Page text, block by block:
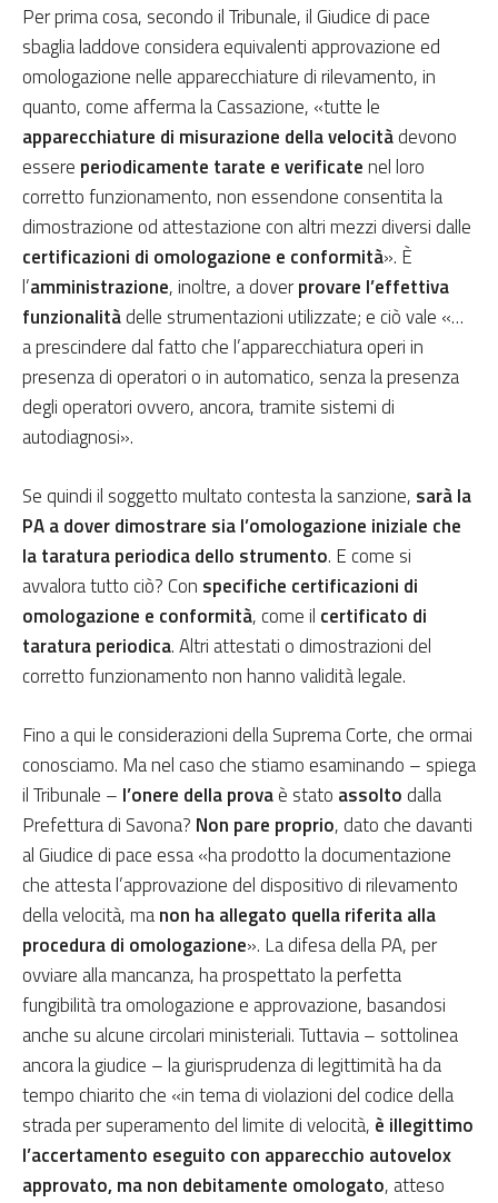
Per prima cosa, secondo il Tribunale, il Giudice di pace
sbaglia laddove considera equivalenti approvazione ed
omologazione nelle apparecchiature di rilevamento, in
quanto, come afferma la Cassazione, «tutte le
apparecchiature di misurazione della velocitàdevono
essere periodicamente tarate e verificatenel loro
corretto funzionamento, non essendone consentita la
dimostrazione od attestazione con altri mezzi diversi dalle
certificazioni di omologazione e conformità». È
l’amministrazione, inoltre, a doverprovare l’effettiva
funzionalitàdelle strumentazioni utilizzate; e ciò vale «…
a prescindere dal fatto che l’apparecchiatura operi in
presenza di operatori o in automatico, senza la presenza
degli operatori ovvero, ancora, tramite sistemi di
autodiagnosi».
Se quindi il soggetto multato contesta la sanzione, sarà la
PA a dover dimostrare sia l’omologazione iniziale che
la taratura periodica dello strumento. E come si
avvalora tutto ciò? Con specifiche certificazioni di
omologazione e conformità, come il certificato di
taratura periodica. Altri attestati o dimostrazioni del
corretto funzionamento non hanno validità legale.
Fino a qui le considerazioni della Suprema Corte, che ormai
conosciamo. Ma nel caso che stiamo esaminando – spiega
il Tribunale – l’onere della provaè stato assolto dalla
Prefettura di Savona? Non pare proprio, dato che davanti
al Giudice di pace essa «ha prodotto la documentazione
che attesta l’approvazione del dispositivo di rilevamento
della velocità, manon ha allegato quella riferita alla
procedura di omologazione». La difesa della PA, per
ovviare alla mancanza, ha prospettato la perfetta
fungibilità tra omologazione e approvazione, basandosi
anche su alcune circolari ministeriali. Tuttavia – sottolinea
ancora la giudice – la giurisprudenza di legittimità ha da
tempo chiarito che «in tema di violazioni del codice della
strada per superamento del limite di velocità, è illegittimo
l’accertamento eseguito con apparecchio autovelox
approvato, ma non debitamente omologato, atteso